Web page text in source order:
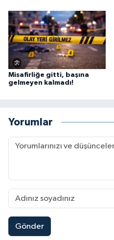
Misafirliğe gitti, başına
gelmeyen kalmadı!
Yorumlar
Gönder